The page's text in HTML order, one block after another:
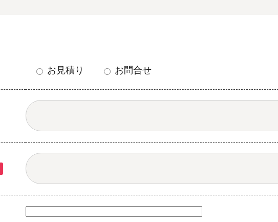
お見積り お問合せ